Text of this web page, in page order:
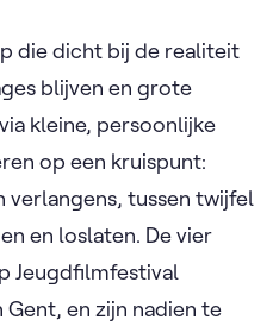
die dicht bij de realiteit
blijven en grote
kleine, persoonlijke
op een kruispunt:
verlangens, tussen twijfel
en loslaten. De vier
Jeugdfilmfestival
en zijn nadien te